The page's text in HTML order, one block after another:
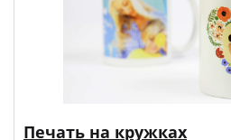
Печать на кружках